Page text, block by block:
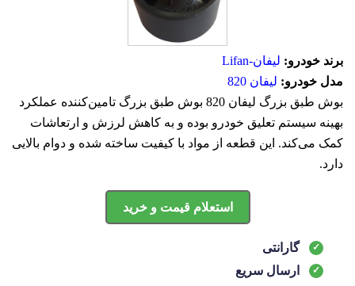
برند خودرو: لیفان-Lifan
مدل خودرو: لیفان 820
بوش طبق بزرگ لیفان 820 بوش طبق بزرگ تامین‌کننده عملکرد
بهینه سیستم تعلیق خودرو بوده و به کاهش لرزش و ارتعاشات
کمک می‌کند. این قطعه از مواد با کیفیت ساخته شده و دوام بالایی
دارد.
استعلام قیمت و خرید
گارانتی
ارسال سریع